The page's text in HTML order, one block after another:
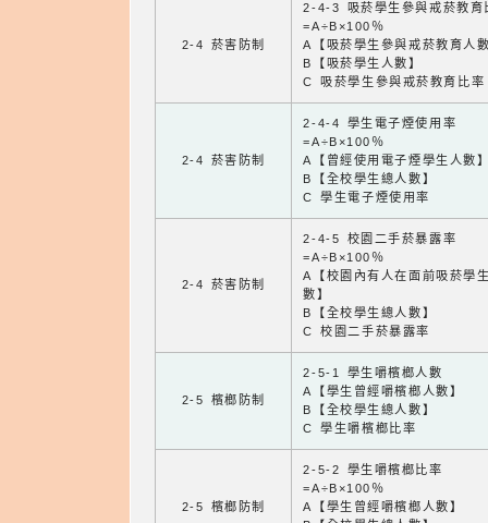
2-4 菸害防制
2-4-3 吸菸學生參與戒菸教育
=A÷B×100％
A【吸菸學生參與戒菸教育人
B【吸菸學生人數】
C 吸菸學生參與戒菸教育比率
2-4 菸害防制
2-4-4 學生電子煙使用率
=A÷B×100％
A【曾經使用電子煙學生人數
B【全校學生總人數】
C 學生電子煙使用率
2-4 菸害防制
2-4-5 校園二手菸暴露率
=A÷B×100％
A【校園內有人在面前吸菸學
數】
B【全校學生總人數】
C 校園二手菸暴露率
2-5 檳榔防制
2-5-1 學生嚼檳榔人數
A【學生曾經嚼檳榔人數】
B【全校學生總人數】
C 學生嚼檳榔比率
2-5 檳榔防制
2-5-2 學生嚼檳榔比率
=A÷B×100％
A【學生曾經嚼檳榔人數】